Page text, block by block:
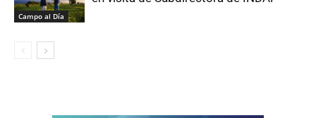
Campo al Día